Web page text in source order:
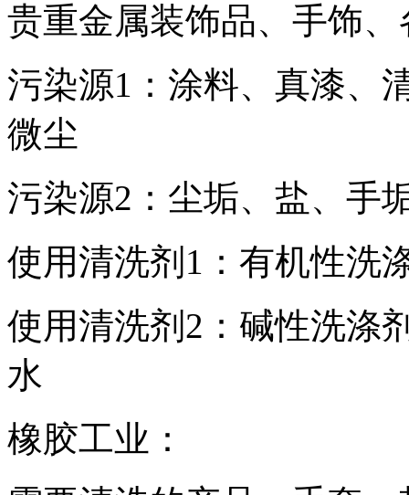
贵重金属装饰品、手饰
污染源1：涂料、真漆、
微尘
污染源2：尘垢、盐、手
使用清洗剂1：有机性洗
使用清洗剂2：碱性洗涤
水
橡胶工业：